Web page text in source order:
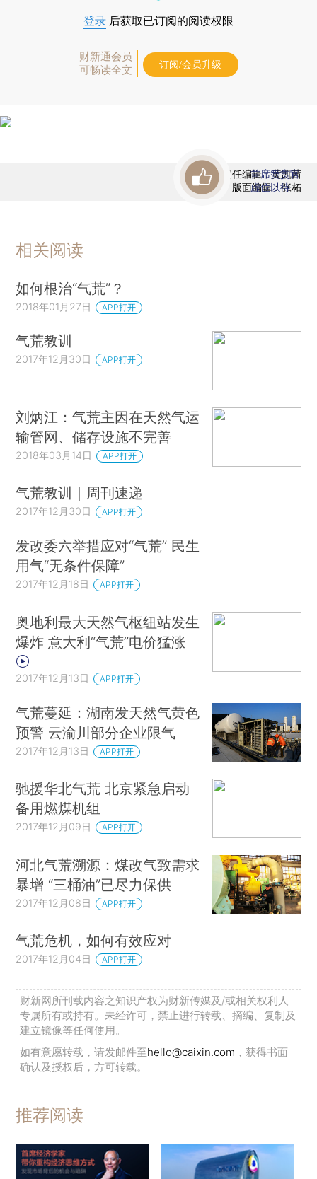
登录 后获取已订阅的阅读权限
财新通会员
可畅读全文
订阅/会员升级
责任编辑：黄凯茜
版面编辑：张柘
首席赞赏官
虚位以待
相关阅读
如何根治“气荒”？
2018年01月27日 APP打开
气荒教训
2017年12月30日 APP打开
刘炳江：气荒主因在天然气运
输管网、储存设施不完善
2018年03月14日 APP打开
气荒教训｜周刊速递
2017年12月30日 APP打开
发改委六举措应对“气荒” 民生
用气“无条件保障”
2017年12月18日 APP打开
奥地利最大天然气枢纽站发生
爆炸 意大利“气荒”电价猛涨
2017年12月13日 APP打开
气荒蔓延：湖南发天然气黄色
预警 云渝川部分企业限气
2017年12月13日 APP打开
驰援华北气荒 北京紧急启动
备用燃煤机组
2017年12月09日 APP打开
河北气荒溯源：煤改气致需求
暴增 “三桶油”已尽力保供
2017年12月08日 APP打开
气荒危机，如何有效应对
2017年12月04日 APP打开
财新网所刊载内容之知识产权为财新传媒及/或相关权利人
专属所有或持有。未经许可，禁止进行转载、摘编、复制及
建立镜像等任何使用。
如有意愿转载，请发邮件至hello@caixin.com ，获得书面
确认及授权后，方可转载。
推荐阅读